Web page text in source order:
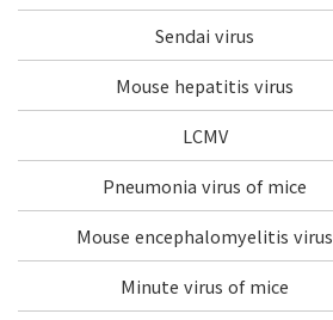
Sendai virus
Mouse hepatitis virus
LCMV
Pneumonia virus of mice
Mouse encephalomyelitis virus
Minute virus of mice